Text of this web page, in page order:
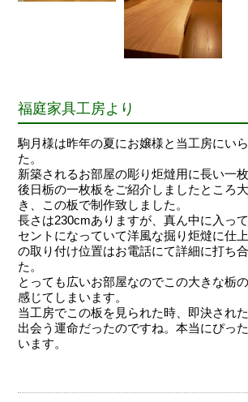
福庭家具工房より
駒月様は昨年の夏にお嬢様と当工房にい
た。
新築されるお部屋の彫り炬燵用に長い一
後日栃の一枚板をご紹介しましたところ
き、この板で制作致しました。
長さは230cmありますが、真ん中に入っ
セントになっていて洋風な掘り炬燵に仕
の取り付け位置はお電話にて詳細に打ち
た。
とっても広いお部屋なのでこの大きな栃
感じてしまいます。
当工房でこの板を見られた時、即決され
出会う運命だったのですね。本当にぴっ
います。